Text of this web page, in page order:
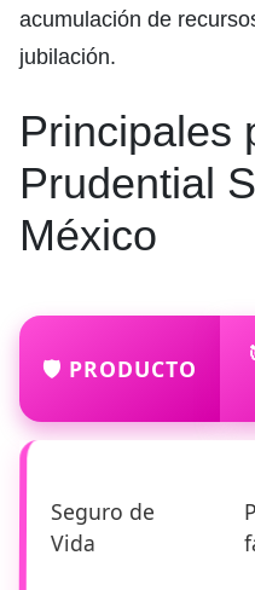
acumulación de
jubilación.
Principales
Prudential
México
🛡️ PRODUCTO
Seguro de
Vida